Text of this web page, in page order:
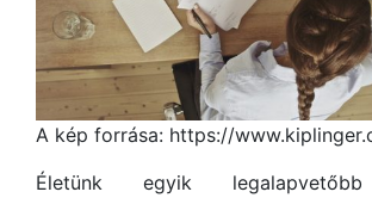
A kép forrása: https://
Életünk egyik